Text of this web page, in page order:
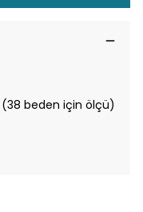
beden için ölçü)